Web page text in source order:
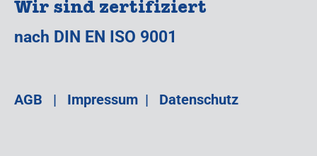
Wir sind zertifiziert
nach DIN EN ISO 9001
AGB | Impressum | Datenschutz